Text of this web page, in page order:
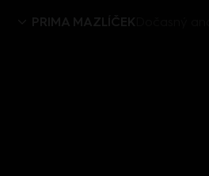
PRIMA MAZLÍČEK